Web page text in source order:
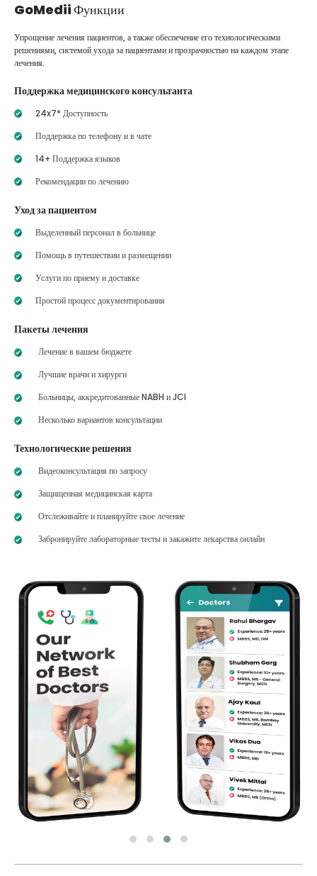
GoMediiФункции
Упрощение лечения пациентов, а также обеспечение его технологическими
решениями, системой ухода за пациентами и прозрачностью на каждом этапе
лечения.
Поддержка медицинского консультанта
24x7* Доступность
Поддержка по телефону и в чате
14+ Поддержка языков
Рекомендации по лечению
Уход за пациентом
Выделенный персонал в больнице
Помощь в путешествии и размещении
Услуги по приему и доставке
Простой процесс документирования
Пакеты лечения
Лечение в вашем бюджете
Лучшие врачи и хирурги
Больницы, аккредитованные NABH и JCI
Несколько вариантов консультации
Технологические решения
Видеоконсультация по запросу
Защищенная медицинская карта
Отслеживайте и планируйте свое лечение
Забронируйте лабораторные тесты и закажите лекарства онлайн